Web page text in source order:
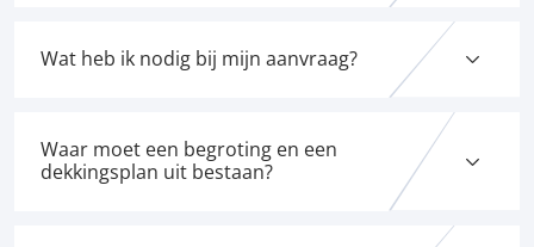
Wat heb ik nodig bij mijn aanvraag?
Waar moet een begroting en een
dekkingsplan uit bestaan?